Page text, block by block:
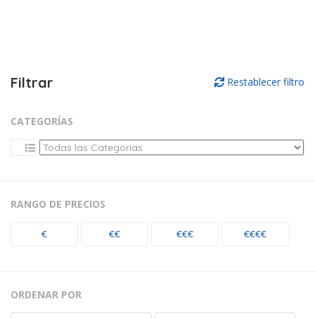
Filtrar Restablecer filtro
CATEGORÍAS
RANGO DE PRECIOS
€ €€ €€€ €€€€
ORDENAR POR